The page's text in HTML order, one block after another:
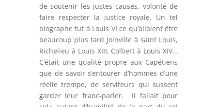
de soutenir les justes causes, volonté de
faire respecter la justice royale. Un tel
biographe fut à Louis VI ce qu’allaient être
beaucoup plus tard Joinville à saint Louis,
Richelieu à Louis XIII, Colbert à Louis XIV…
C’était une qualité propre aux Capétiens
que de savoir s’entourer d’hommes d’une
réelle trempe, de serviteurs qui sussent
garder leur franc-parler. Il fallait pour